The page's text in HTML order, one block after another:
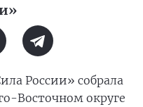
России» собрала
Восточном округе